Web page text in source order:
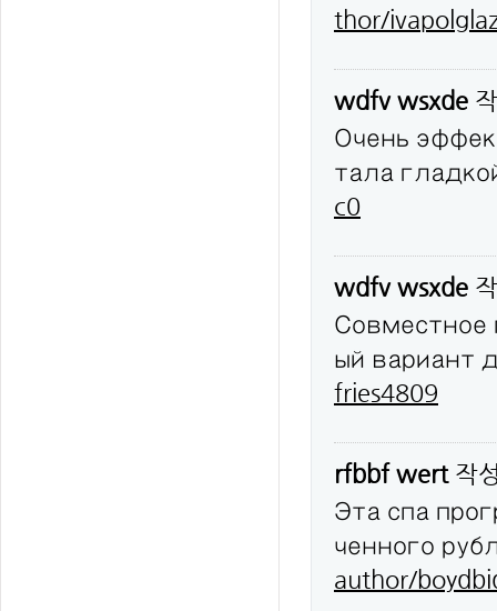
thor/
wdfv wsxde
Очень
тала
c0
wdfv wsxde
Совместное
ый вариант
fries4809
rfbbf wert 작
Эта спа
ченного
author/